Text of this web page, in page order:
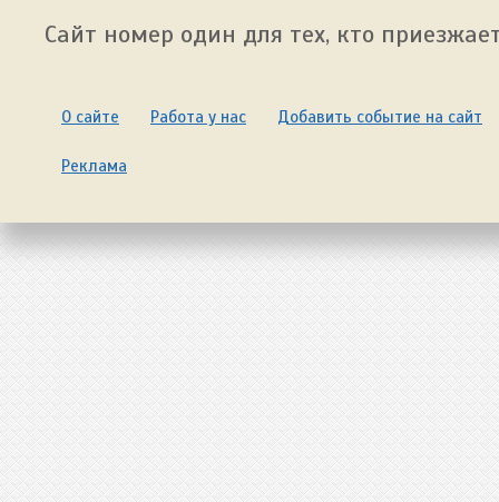
Сайт номер один для тех, кто
О сайте Работа у нас Добавить событие на сайт
Реклама